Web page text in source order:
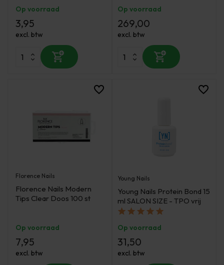
Op voorraad
3,95
excl. btw
Op voorraad
269,00
excl. btw
Florence Nails
Florence Nails Modern
Tips Clear Doos 100 st
Op voorraad
7,95
excl. btw
Young Nails
Young Nails Protein Bond 15
ml SALON SIZE - TPO vrij
Op voorraad
31,50
excl. btw